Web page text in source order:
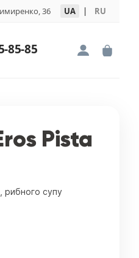
36 UA | RU
85-85
Pista
рибного супу